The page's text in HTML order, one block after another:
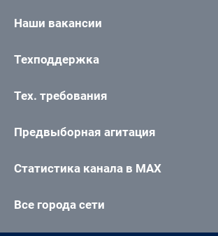
Наши вакансии
Техподдержка
Тех. требования
Предвыборная агитация
Статистика канала в MAX
Все города сети